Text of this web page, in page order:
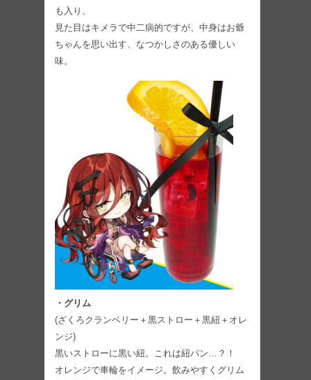
も入り、
見た目はキメラで中二病的ですが、中身はお爺
ちゃんを思い出す、なつかしさのある優しい
味。
・グリム
(ざくろクランベリー＋黒ストロー＋黒紐＋オレ
ンジ)
黒いストローに黒い紐。これは紐パン…？！
オレンジで車輪をイメージ。飲みやすくグリム